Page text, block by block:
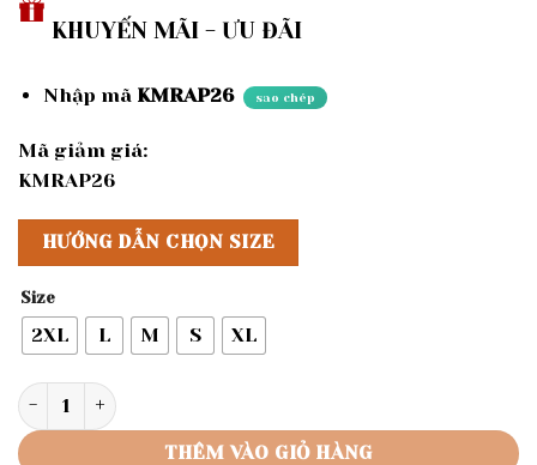
KHUYẾN MÃI - ƯU ĐÃI
Nhập mã KMRAP26 sao chép
Mã giảm giá:
KMRAP26
HƯỚNG DẪN CHỌN SIZE
Size
2XL L M S XL
Rập giấy A0 jum thun eo mã 1303 số lượng
THÊM VÀO GIỎ HÀNG